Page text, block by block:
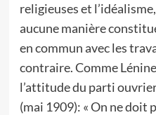
religieuses et
aucune manière
en commun avec les
contraire. Comme
l’attitude du parti
(mai 1909): « On ne doit